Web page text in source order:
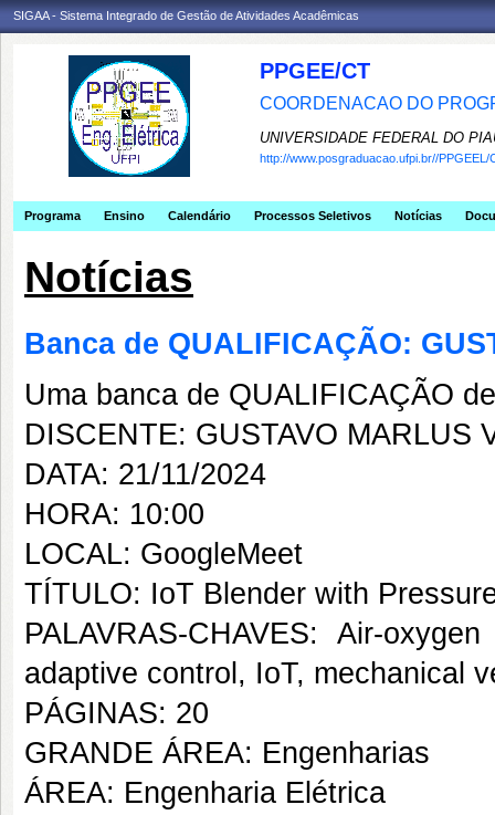
SIGAA - Sistema Integrado de Gestão de Atividades Acadêmicas
PPGEE/CT
COORDENACAO DO
UNIVERSIDADE FEDERAL DO
http://www.posgraduacao.ufpi.br//PPGEEL/
Programa Ensino Calendário Processos Seletivos Notícias
Notícias
Banca de QUALIFICAÇÃO:
Uma banca de QUALIFICAÇÃO
DISCENTE: GUSTAVO MARLUS
DATA: 21/11/2024
HORA: 10:00
LOCAL: GoogleMeet
TÍTULO: IoT Blender with
PALAVRAS-CHAVES: Air-
adaptive control, IoT, mechanical
PÁGINAS: 20
GRANDE ÁREA: Engenharias
ÁREA: Engenharia Elétrica